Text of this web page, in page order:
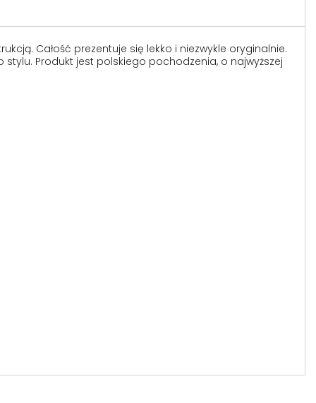
Całość prezentuje się lekko i niezwykle oryginalnie.
Produkt jest polskiego pochodzenia, o najwyższej